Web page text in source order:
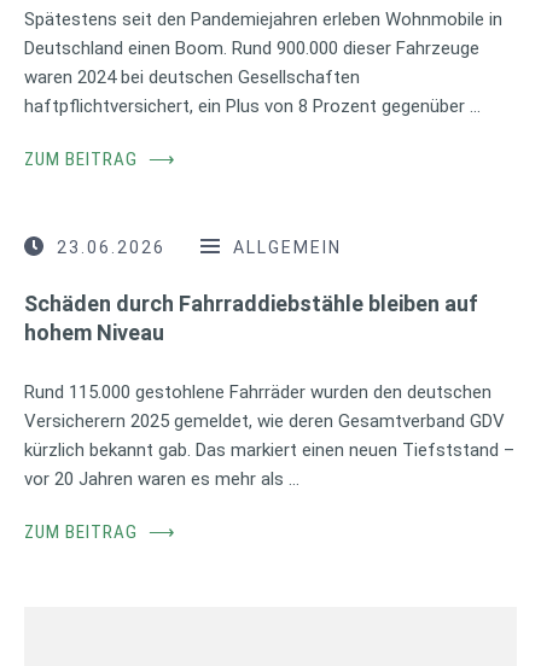
Spätestens seit den Pandemiejahren erleben Wohnmobile in
Deutschland einen Boom. Rund 900.000 dieser Fahrzeuge
waren 2024 bei deutschen Gesellschaften
haftpflichtversichert, ein Plus von 8 Prozent gegenüber …
ZUM BEITRAG ⟶
23.06.2026 ALLGEMEIN
Schäden durch Fahrraddiebstähle bleiben auf
hohem Niveau
Rund 115.000 gestohlene Fahrräder wurden den deutschen
Versicherern 2025 gemeldet, wie deren Gesamtverband GDV
kürzlich bekannt gab. Das markiert einen neuen Tiefststand –
vor 20 Jahren waren es mehr als …
ZUM BEITRAG ⟶